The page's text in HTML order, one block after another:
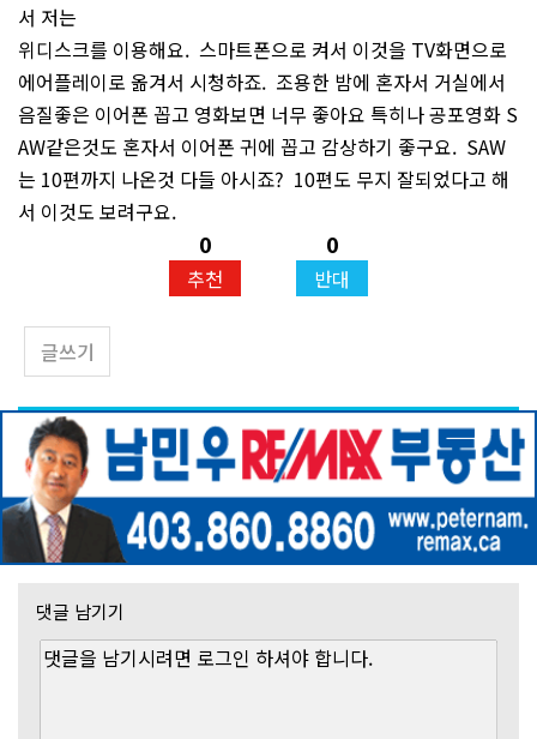
서 저는
위디스크를 이용해요. 스마트폰으로 켜서 이것을 TV화면으로
에어플레이로 옮겨서 시청하죠. 조용한 밤에 혼자서 거실에서
음질좋은 이어폰 꼽고 영화보면 너무 좋아요 특히나 공포영화 S
AW같은것도 혼자서 이어폰 귀에 꼽고 감상하기 좋구요. SAW
는 10편까지 나온것 다들 아시죠? 10편도 무지 잘되었다고 해
서 이것도 보려구요.
0
추천
0
반대
글쓰기
댓글 남기기